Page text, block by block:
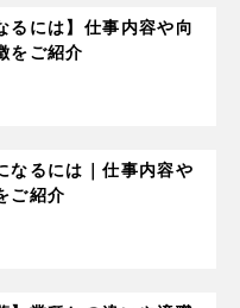
るには】仕事内容や向
をご紹介
なるには｜仕事内容や
ご紹介